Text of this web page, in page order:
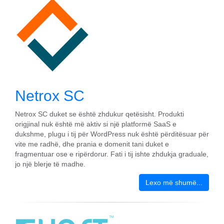
Netrox SC
Netrox SC duket se është zhdukur qetësisht. Produkti
origjinal nuk është më aktiv si një platformë SaaS e
dukshme, plugu i tij për WordPress nuk është përditësuar për
vite me radhë, dhe prania e domenit tani duket e
fragmentuar ose e ripërdorur. Fati i tij ishte zhdukja graduale,
jo një blerje të madhe.
Lexo më shumë...